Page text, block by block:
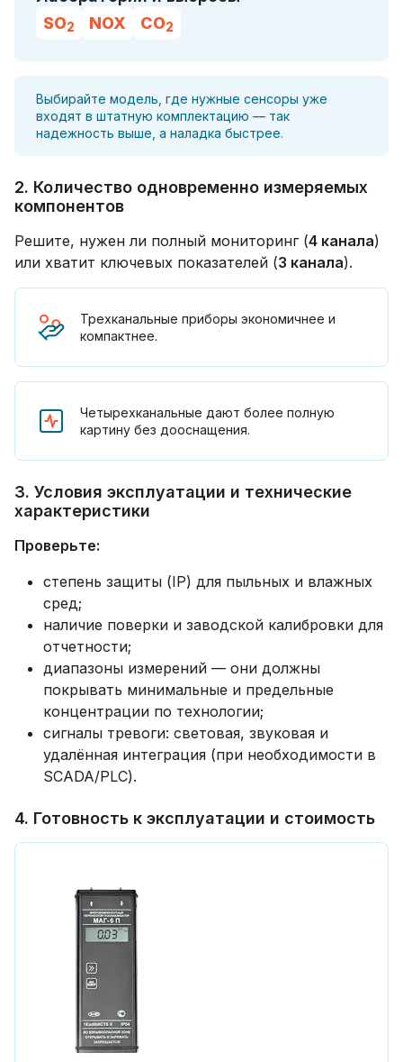
SO2 NOX CO2
Выбирайте модель, где нужные сенсоры уже
входят в штатную комплектацию — так
надежность выше, а наладка быстрее.
2. Количество одновременно измеряемых
компонентов
Решите, нужен ли полный мониторинг (4 канала)
или хватит ключевых показателей (3 канала).
Трехканальные приборы экономичнее и
компактнее.
Четырехканальные дают более полную
картину без дооснащения.
3. Условия эксплуатации и технические
характеристики
Проверьте:
степень защиты (IP) для пыльных и влажных
сред;
наличие поверки и заводской калибровки для
отчетности;
диапазоны измерений — они должны
покрывать минимальные и предельные
концентрации по технологии;
сигналы тревоги: световая, звуковая и
удалённая интеграция (при необходимости в
SCADA/PLC).
4. Готовность к эксплуатации и стоимость